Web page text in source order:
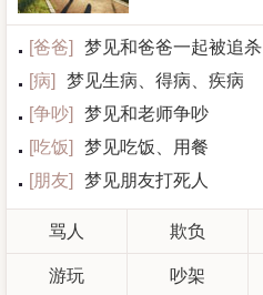
[爸爸]
梦见和爸爸一起被追杀
[病]
梦见生病、得病、疾病
[争吵]
梦见和老师争吵
[吃饭]
梦见吃饭、用餐
[朋友] 梦见朋友打死人
骂人 欺负
游玩 吵架